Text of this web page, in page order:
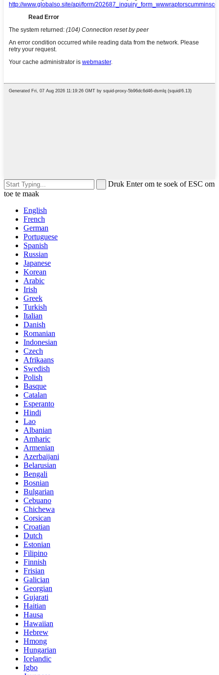
Druk Enter om te soek of ESC om
toe te maak
English
French
German
Portuguese
Spanish
Russian
Japanese
Korean
Arabic
Irish
Greek
Turkish
Italian
Danish
Romanian
Indonesian
Czech
Afrikaans
Swedish
Polish
Basque
Catalan
Esperanto
Hindi
Lao
Albanian
Amharic
Armenian
Azerbaijani
Belarusian
Bengali
Bosnian
Bulgarian
Cebuano
Chichewa
Corsican
Croatian
Dutch
Estonian
Filipino
Finnish
Frisian
Galician
Georgian
Gujarati
Haitian
Hausa
Hawaiian
Hebrew
Hmong
Hungarian
Icelandic
Igbo